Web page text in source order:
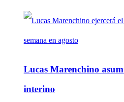
Lucas Marenchino
interino